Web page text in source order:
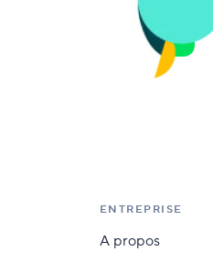
Je télécharge
ENTREPRISE
A propos